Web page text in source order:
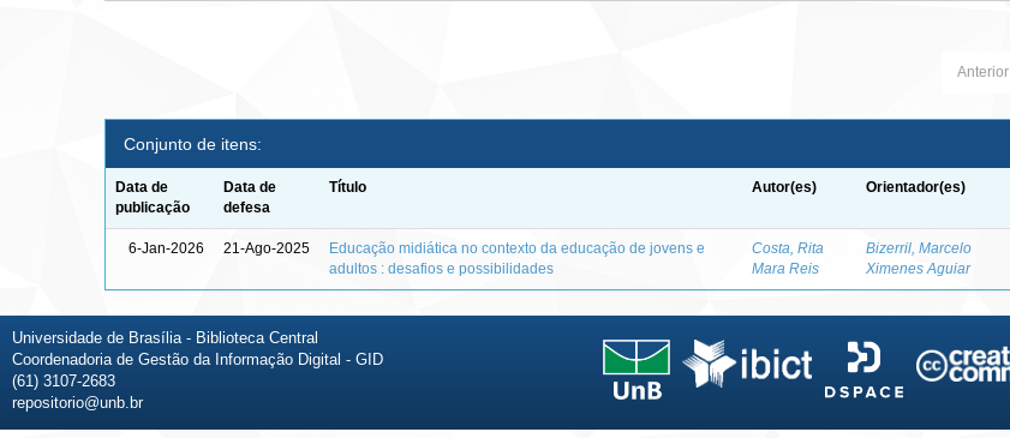
Anterior
Conjunto de itens:
Data de
publicação
Data de
defesa
Título Autor(es) Orientador(es)
6-Jan-2026 21-Ago-2025
Educação midiática no contexto da educação de jovens e
adultos : desafios e possibilidades
Costa, Rita
Mara Reis
Bizerril, Marcelo
Ximenes Aguiar
Universidade de Brasília - Biblioteca Central
Coordenadoria de Gestão da Informação Digital - GID
(61) 3107-2683
repositorio@unb.br